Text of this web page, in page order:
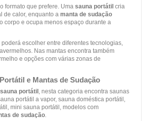
formato que prefere. Uma sauna portátil cria
de calor, enquanto a manta de sudação
corpo e ocupa menos espaço durante a
poderá escolher entre diferentes tecnologias,
Nas mantas encontra também
e opções com várias zonas de
e Mantas de Sudação
portátil , nesta categoria encontra saunas
portátil a vapor, sauna doméstica portátil,
mini sauna portátil, modelos com
de sudação